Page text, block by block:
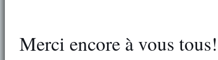
Merci encore à vous tous!